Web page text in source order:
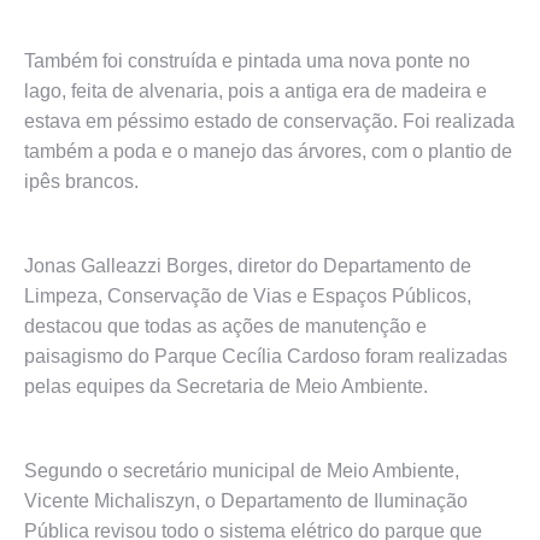
Também foi construída e pintada uma nova ponte no
lago, feita de alvenaria, pois a antiga era de madeira e
estava em péssimo estado de conservação. Foi realizada
também a poda e o manejo das árvores, com o plantio de
ipês brancos.
Jonas Galleazzi Borges, diretor do Departamento de
Limpeza, Conservação de Vias e Espaços Públicos,
destacou que todas as ações de manutenção e
paisagismo do Parque Cecília Cardoso foram realizadas
pelas equipes da Secretaria de Meio Ambiente.
Segundo o secretário municipal de Meio Ambiente,
Vicente Michaliszyn, o Departamento de Iluminação
Pública revisou todo o sistema elétrico do parque que